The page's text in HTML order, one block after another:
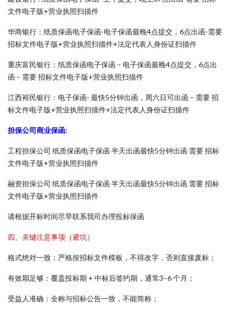
文件电子版+营业执照扫描件
华商银行：纸质保函电子保函-电子保函最晚4点提交，6点出函-需要
招标文件电子版+营业执照扫描件+法定代表人身份证扫描件
重庆富民银行：纸质保函电子保函 – 电子保函最晚4点提交，6点出
函 – 需要 招标文件电子版+营业执照扫描件
江西裕民银行：电子保函- 最快5分钟出函，周六日可出函 – 需要 招
标文件电子版+营业执照扫描件+法定代表人身份证扫描件
担保公司商业保函:
工程担保公司 纸质保函电子保函 半天出函最快5分钟出函 需要 招标
文件电子版+营业执照扫描件
融资担保公司 纸质保函电子保函 半天出函最快5分钟出函 需要 招标
文件电子版+营业执照扫描件
请根据开标时间尽早联系我司办理投标保函
四、关键注意事项（避坑）
格式绝对一致：严格按招标文件模板，不得改字，否则直接废标；
有效期足够：覆盖投标期 + 中标后签约期，通常3–6 个月；
受益人准确：全称与招标公告一致，不能简称；